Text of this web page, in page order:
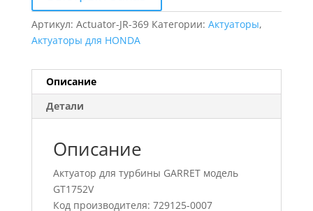
Артикул: Actuator-JR-369 Категории: Актуаторы,
Актуаторы для HONDA
Описание
Детали
Описание
Актуатор для турбины GARRET модель
GT1752V
Код производителя: 729125-0007